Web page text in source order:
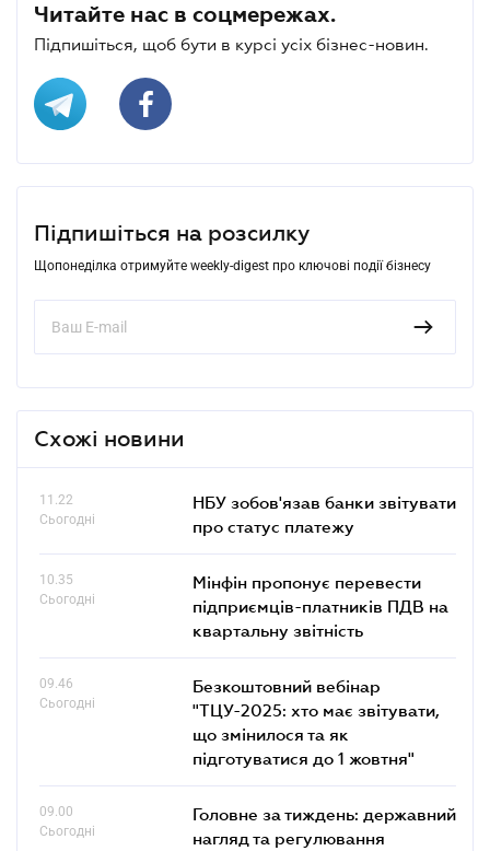
Читайте нас в соцмережах.
Підпишіться, щоб бути в курсі усіх бізнес-новин.
Підпишіться на розсилку
Щопонеділка отримуйте weekly-digest про ключові події бізнесу
Схожі новини
11.22
Сьогодні
НБУ зобов'язав банки звітувати
про статус платежу
10.35
Сьогодні
Мінфін пропонує перевести
підприємців-платників ПДВ на
квартальну звітність
09.46
Сьогодні
Безкоштовний вебінар
"ТЦУ-2025: хто має звітувати,
що змінилося та як
підготуватися до 1 жовтня"
09.00
Сьогодні
Головне за тиждень: державний
нагляд та регулювання